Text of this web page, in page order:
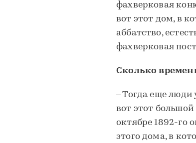
фахверковая
вот этот дом, в
аббатство,
фахверковая
Сколько
– Тогда еще люди
вот этот
октябре 1892-го
этого дома, в